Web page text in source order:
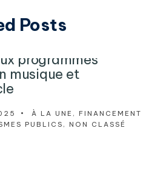
Posts
programmes
musique et
• À LA UNE , FINANCEMENT
PUBLICS , NON CLASSÉ